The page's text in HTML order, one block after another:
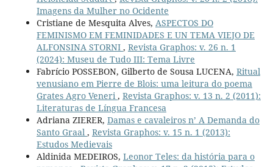
Imagens da Mulher no Ocidente
Cristiane de Mesquita Alves, ASPECTOS DO
FEMINISMO EM FEMINIDADES E UN TEMA VIEJO DE
ALFONSINA STORNI , Revista Graphos: v. 26 n. 1
(2024): Museu de Tudo III: Tema Livre
Fabrício POSSEBON, Gilberto de Sousa LUCENA, Ritual
venusiano em Pierre de Blois: uma leitura do poema
Grates Agro Veneri, Revista Graphos: v. 13 n. 2 (2011):
Literaturas de Língua Francesa
Adriana ZIERER, Damas e cavaleiros n’ A Demanda do
Santo Graal , Revista Graphos: v. 15 n. 1 (2013):
Estudos Medievais
Aldinida MEDEIROS, Leonor Teles: da história para o